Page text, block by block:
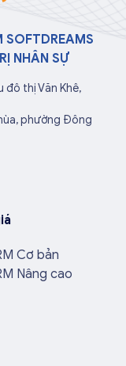
NHÂN SỰ
đô thị Văn Khê,
phường Đông
Cơ bản
Nâng cao